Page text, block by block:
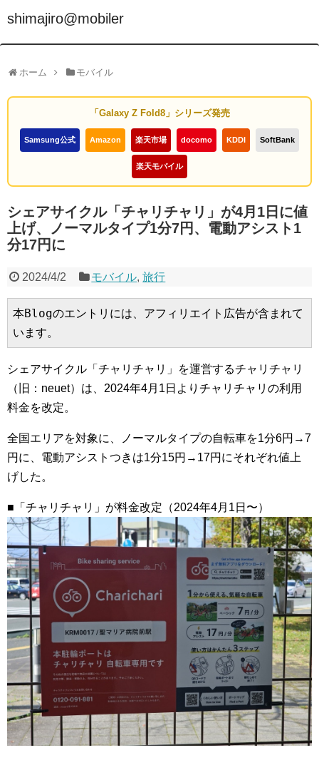
shimajiro@mobiler
ホーム モバイル
「Galaxy Z Fold8」シリーズ発売
Samsung公式 Amazon 楽天市場 docomo KDDI SoftBank
楽天モバイル
シェアサイクル「チャリチャリ」が4月1日に値
上げ、ノーマルタイプ1分7円、電動アシスト1
分17円に
2024/4/2 モバイル,旅行
本Blogのエントリには、アフィリエイト広告が含まれて
います。
シェアサイクル「チャリチャリ」を運営するチャリチャリ
（旧：neuet）は、2024年4月1日よりチャリチャリの利用
料金を改定。
全国エリアを対象に、ノーマルタイプの自転車を1分6円→7
円に、電動アシストつきは1分15円→17円にそれぞれ値上
げした。
■「チャリチャリ」が料金改定（2024年4月1日〜）